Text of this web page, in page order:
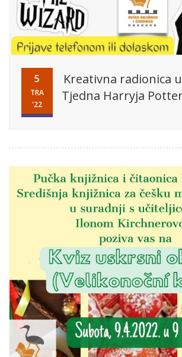
5
TRA
'22
Kreativna radionica
Tjedna Harryja